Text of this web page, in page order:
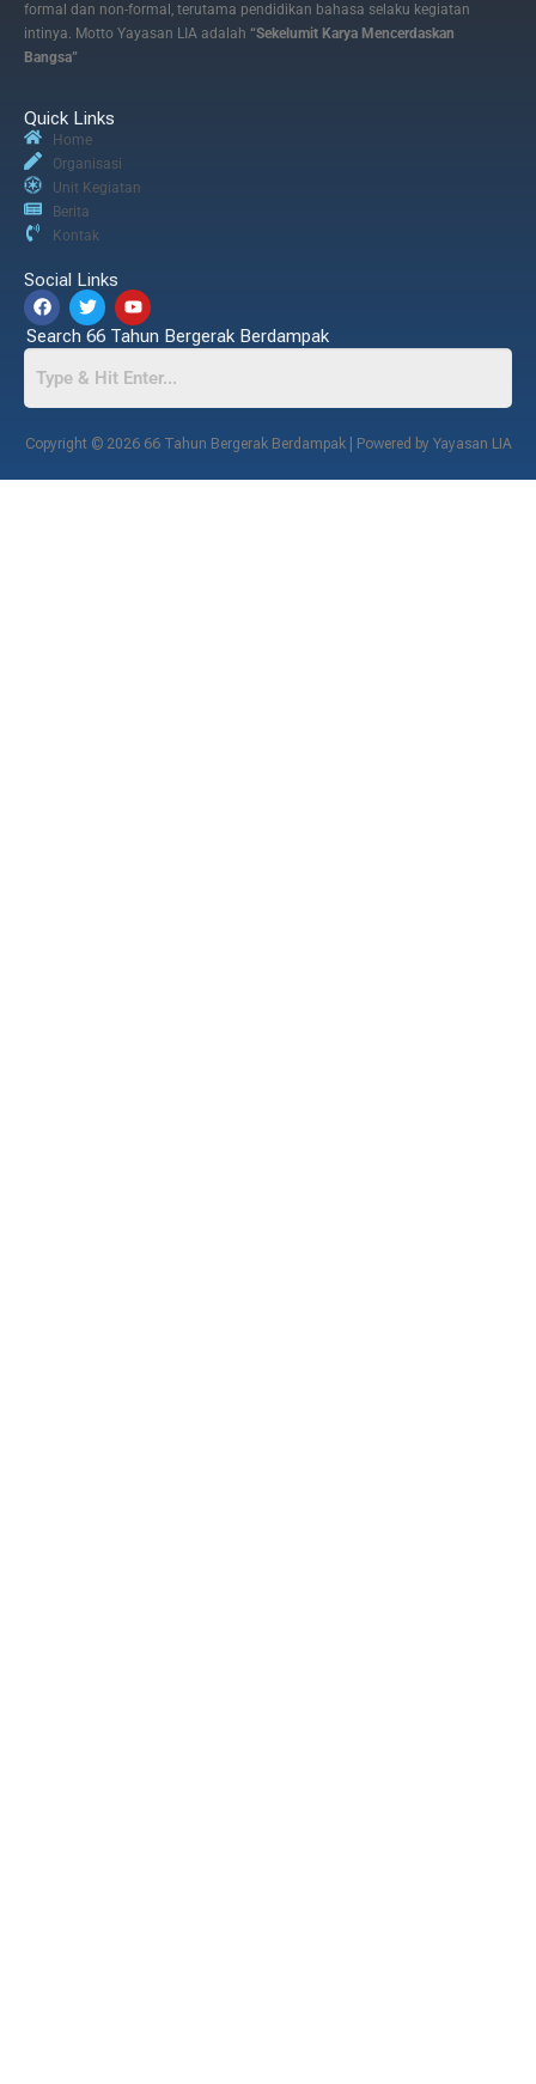
formal dan non-formal, terutama pendidikan bahasa selaku kegiatan
intinya. Motto Yayasan LIA adalah “Sekelumit Karya Mencerdaskan
Bangsa”
Quick Links
Home
Organisasi
Unit Kegiatan
Berita
Kontak
Social Links
Search 66 Tahun Bergerak Berdampak
Copyright © 2026 66 Tahun Bergerak Berdampak | Powered by Yayasan LIA